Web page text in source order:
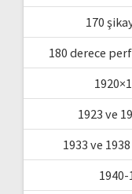
170
180 derece
1923 ve
1933 ve